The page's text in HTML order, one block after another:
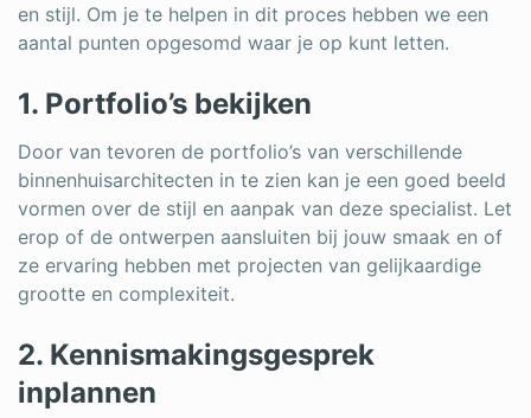
en stijl. Om je te helpen in dit proces hebben we een
aantal punten opgesomd waar je op kunt letten.
1. Portfolio’s bekijken
Door van tevoren de portfolio’s van verschillende
binnenhuisarchitecten in te zien kan je een goed beeld
vormen over de stijl en aanpak van deze specialist. Let
erop of de ontwerpen aansluiten bij jouw smaak en of
ze ervaring hebben met projecten van gelijkaardige
grootte en complexiteit.
2. Kennismakingsgesprek
inplannen